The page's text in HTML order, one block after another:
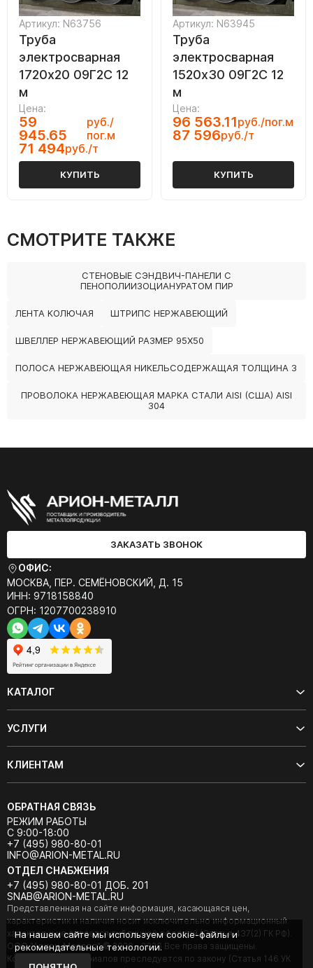
Артикул: N63756
Труба
электросварная
1720х20 09Г2С 12
м
Цена:
59
945.65
руб./
пог.м
71 494руб./т
КУПИТЬ
Артикул: N63945
Труба
электросварная
1520х30 09Г2С 12
м
Цена:
96 563.11руб./пог.м
87 596руб./т
КУПИТЬ
СМОТРИТЕ ТАКЖЕ
СТЕНОВЫЕ СЭНДВИЧ-ПАНЕЛИ С
ПЕНОПОЛИИЗОЦИАНУРАТОМ ПИР
ЛЕНТА КОЛЮЧАЯ ШТРИПС НЕРЖАВЕЮЩИЙ
ШВЕЛЛЕР НЕРЖАВЕЮЩИЙ РАЗМЕР 95Х50
ПОЛОСА НЕРЖАВЕЮЩАЯ НИКЕЛЬСОДЕРЖАЩАЯ ТОЛЩИНА 3
ПРОВОЛОКА НЕРЖАВЕЮЩАЯ МАРКА СТАЛИ AISI (США) AISI
304
ЗАКАЗАТЬ ЗВОНОК
ОФИС:
МОСКВА, ПЕР. СЕМЁНОВСКИЙ, Д. 15
ИНН: 9718158840
ОГРН: 1207700238910
КАТАЛОГ
УСЛУГИ
КЛИЕНТАМ
ОБРАТНАЯ СВЯЗЬ
РЕЖИМ РАБОТЫ
С 9:00-18:00
+7 (495) 980-80-01
INFO@ARION-METAL.RU
ОТДЕЛ СНАБЖЕНИЯ
+7 (495) 980-80-01 ДОБ. 201
SNAB@ARION-METAL.RU
Представленная на сайте информация, касающаяся цен,
характеристик и наличия носит исключительно информационный
характер и не является публичной офертой (Статья 437(2) ГК РФ).
ООО "Арион-Металл" © 2020 - 2026 Все права защищены.
Копирование материалов преследуется по закону (Статья 146 УК
На нашем сайте мы используем cookie-файлы и
рекомендательные технологии.